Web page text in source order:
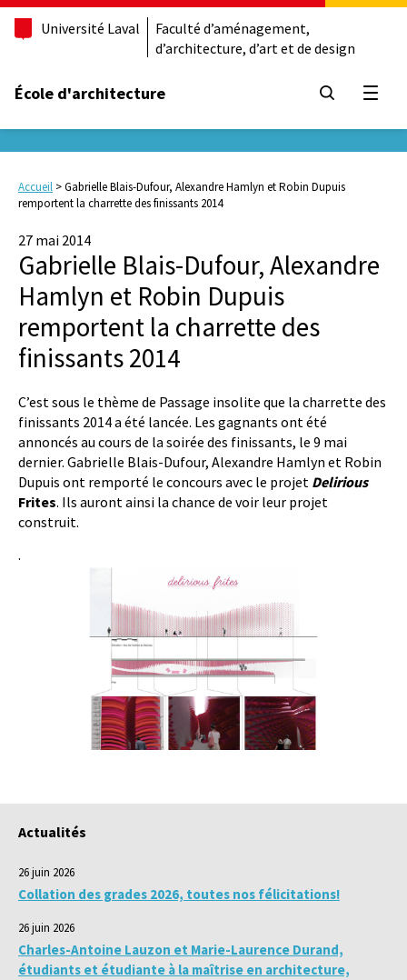
Université Laval
Faculté d’aménagement,
d’architecture, d’art et de design
École d'architecture
Accueil >Gabrielle Blais-Dufour, Alexandre Hamlyn et Robin Dupuis
remportent la charrette des finissants 2014
27 mai 2014
Gabrielle Blais-Dufour, Alexandre
Hamlyn et Robin Dupuis
remportent la charrette des
finissants 2014
C’est sous le thème de Passage insolite que la charrette des
finissants 2014 a été lancée. Les gagnants ont été
annoncés au cours de la soirée des finissants, le 9 mai
dernier. Gabrielle Blais-Dufour, Alexandre Hamlyn et Robin
Dupuis ont remporté le concours avec le projet Delirious
Frites. Ils auront ainsi la chance de voir leur projet
construit.
.
Actualités
26 juin 2026
Collation des grades 2026, toutes nos félicitations!
26 juin 2026
Charles-Antoine Lauzon et Marie-Laurence Durand,
étudiants et étudiante à la maîtrise en architecture,